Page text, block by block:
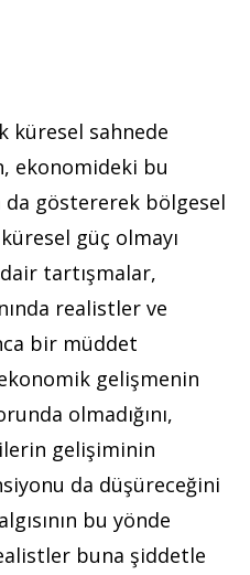
küresel sahnede
ekonomideki bu
göstererek bölgesel
güç olmayı
tartışmalar,
realistler ve
bir müddet
gelişmenin
olmadığını,
gelişiminin
da düşüreceğini
bu yönde
buna şiddetle